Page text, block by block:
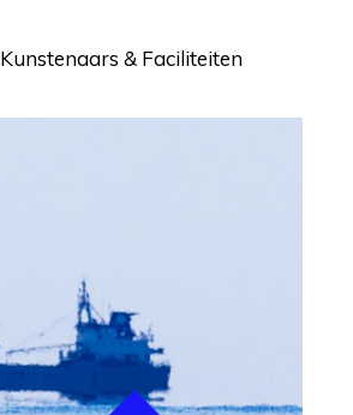
Kunstenaars & Faciliteiten